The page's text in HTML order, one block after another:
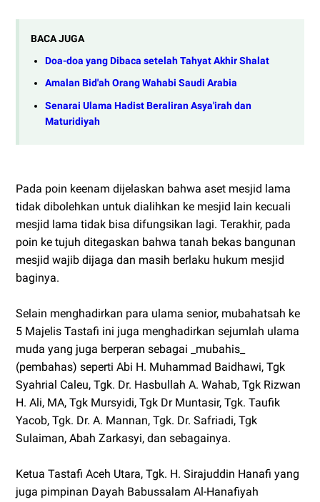
BACA JUGA
Doa-doa yang Dibaca setelah Tahyat Akhir Shalat
Amalan Bid'ah Orang Wahabi Saudi Arabia
Senarai Ulama Hadist Beraliran Asya'irah dan
Maturidiyah
Pada poin keenam dijelaskan bahwa aset mesjid lama
tidak dibolehkan untuk dialihkan ke mesjid lain kecuali
mesjid lama tidak bisa difungsikan lagi. Terakhir, pada
poin ke tujuh ditegaskan bahwa tanah bekas bangunan
mesjid wajib dijaga dan masih berlaku hukum mesjid
baginya.
Selain menghadirkan para ulama senior, mubahatsah ke
5 Majelis Tastafi ini juga menghadirkan sejumlah ulama
muda yang juga berperan sebagai _mubahis_
(pembahas) seperti Abi H. Muhammad Baidhawi, Tgk
Syahrial Caleu, Tgk. Dr. Hasbullah A. Wahab, Tgk Rizwan
H. Ali, MA, Tgk Mursyidi, Tgk Dr Muntasir, Tgk. Taufik
Yacob, Tgk. Dr. A. Mannan, Tgk. Dr. Safriadi, Tgk
Sulaiman, Abah Zarkasyi, dan sebagainya.
Ketua Tastafi Aceh Utara, Tgk. H. Sirajuddin Hanafi yang
juga pimpinan Dayah Babussalam Al-Hanafiyah